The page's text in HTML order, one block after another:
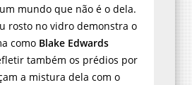
mundo que não é o dela.
rosto no vidro demonstra o
como Blake Edwards
também os prédios por
a mistura dela com o